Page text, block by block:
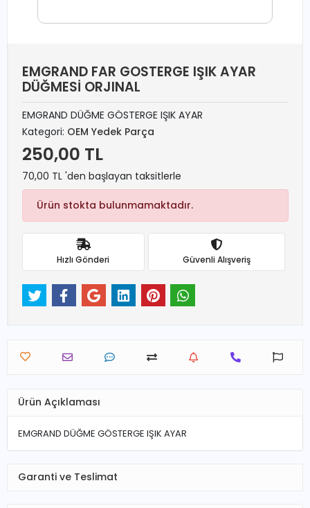
EMGRAND FAR GOSTERGE IŞIK AYAR
DÜĞMESİ ORJINAL
EMGRAND DÜĞME GÖSTERGE IŞIK AYAR
Kategori: OEM Yedek Parça
250,00 TL
70,00 TL 'den başlayan taksitlerle
Ürün stokta bulunmamaktadır.
Hızlı Gönderi Güvenli Alışveriş
Ürün Açıklaması
EMGRAND DÜĞME GÖSTERGE IŞIK AYAR
Garanti ve Teslimat